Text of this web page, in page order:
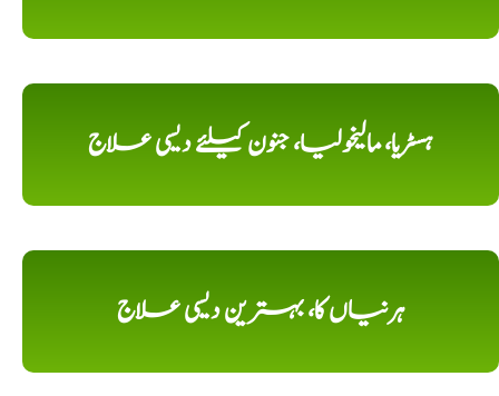
ہسٹریا، مالیخولیا، جنون کیلئے دیسی علاج
ہرنیاں کا، بہترین دیسی علاج